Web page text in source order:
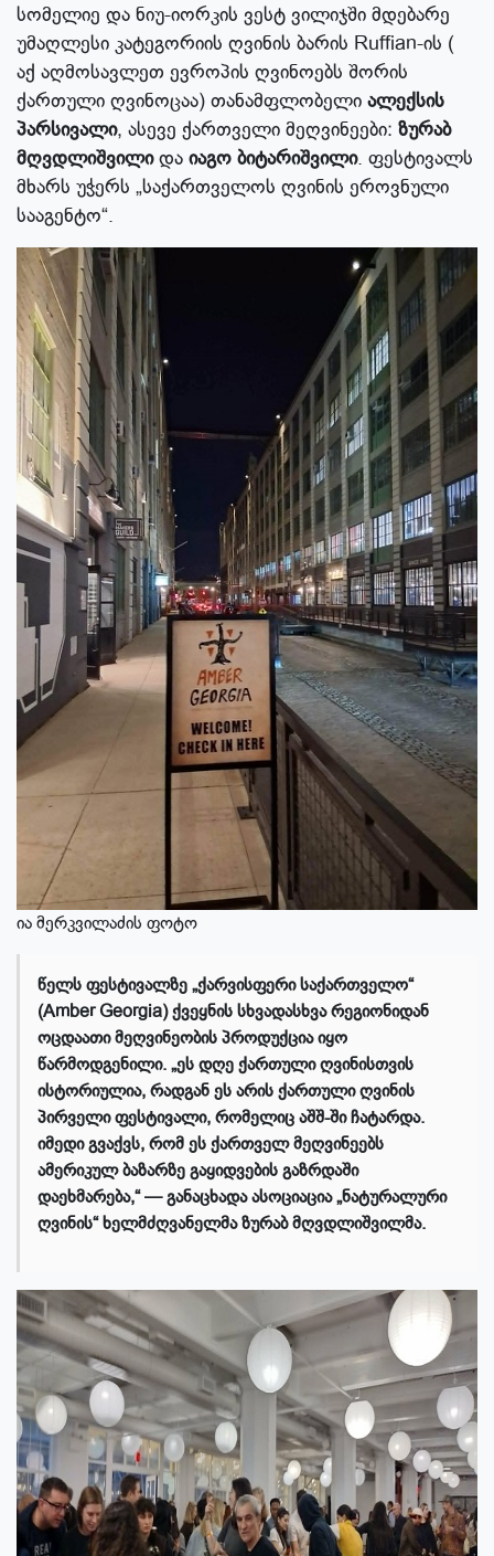
სომელიე და ნიუ-იორკის ვესტ ვილიჯში მდებარე
უმაღლესი კატეგორიის ღვინის ბარის Ruffian-ის (
აქ აღმოსავლეთ ევროპის ღვინოებს შორის
ქართული ღვინოცაა) თანამფლობელი ალექსის
პარსივალი, ასევე ქართველი მეღვინეები: ზურაბ
მღვდლიშვილიდა იაგო ბიტარიშვილი. ფესტივალს
მხარს უჭერს „საქართველოს ღვინის ეროვნული
სააგენტო“.
ია მერკვილაძის ფოტო
წელს ფესტივალზე „ქარვისფერი საქართველო“
(Amber Georgia) ქვეყნის სხვადასხვა რეგიონიდან
ოცდაათი მეღვინეობის პროდუქცია იყო
წარმოდგენილი. „ეს დღე ქართული ღვინისთვის
ისტორიულია, რადგან ეს არის ქართული ღვინის
პირველი ფესტივალი, რომელიც აშშ-ში ჩატარდა.
იმედი გვაქვს, რომ ეს ქართველ მეღვინეებს
ამერიკულ ბაზარზე გაყიდვების გაზრდაში
დაეხმარება,“ — განაცხადა ასოციაცია „ნატურალური
ღვინის“ ხელმძღვანელმა ზურაბ მღვდლიშვილმა.